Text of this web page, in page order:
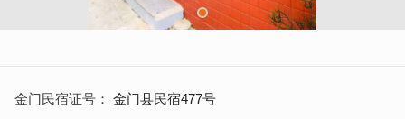
金门民宿证号 金门县民宿477号